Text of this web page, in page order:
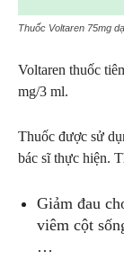
Thuốc Voltaren 75mg
Voltaren thuốc
mg/3 ml.
Thuốc được sử
bác sĩ thực hiện.
Giảm đau
viêm cột
…